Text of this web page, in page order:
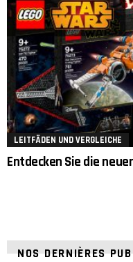
LEITFÄDEN UND VERGLEICHE
Entdecken Sie die
NOS DERNIÈRES